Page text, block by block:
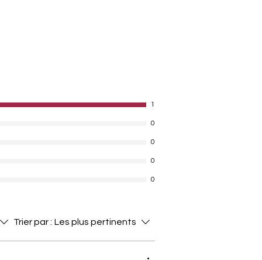
1
0
0
0
0
Trier par : Les plus pertinents